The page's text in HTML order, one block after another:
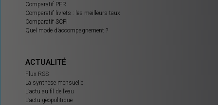
Comparatif PER
Comparatif livrets : les meilleurs taux
Comparatif SCPI
Quel mode d’accompagnement ?
ACTUALITÉ
Flux RSS
La synthèse mensuelle
L’actu au fil de l’eau
L’actu géopolitique